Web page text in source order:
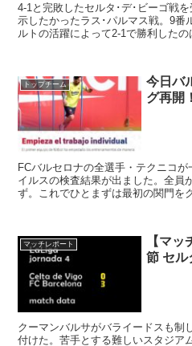
4-1と完敗したセルタ･デ･ビーゴ戦
示したかったラス･パルマス戦。9番
ルトの活躍によって2-1で勝利した
つぶす悲報があったことで、バルセ
し、回復には7-8週間を要すると判
て変わったように負傷者が続出して
怖れていたメッシの怪我がここでや
うある意味開き直り、チームの結束
り越えていくしかありません。タタ
オ不在をなんとか凌いだバルサです。
トップチーム
今日バ
グ再開
FCバルセロナの全選手・テクニコ
イルスの検査結果が出ました。全員
ず。これでひとまずは最初の関門を
り距離を取っての個別トレーニング
マッチレポート
【マ
節 セル
クーマンバルサがバライードスも制
付けた。苦手とする難しいスタジア